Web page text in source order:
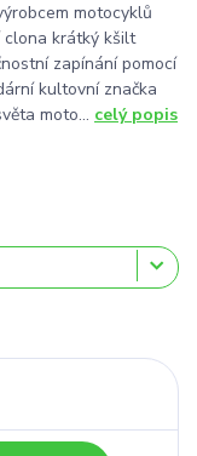
motocyklů
clona krátký kšilt
zapínání pomocí
kultovní značka
moto... celý popis